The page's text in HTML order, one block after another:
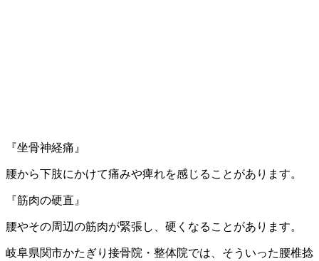
『坐骨神経痛』
腰から下肢にかけて痛みや痺れを感じることがあります。
『筋肉の硬直』
腰やその周辺の筋肉が緊張し、硬くなることがあります。
岐阜県関市かたぎり接骨院・整体院では、そういった腰椎捻